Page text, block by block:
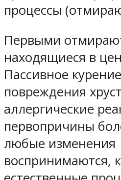
процессы
Первыми
находящиеся в
Пассивное
повреждения
аллергические
первопричины
любые изменения
воспринимаются,